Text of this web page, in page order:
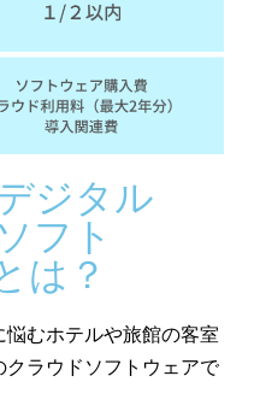
ジタル
フト
は？
悩むホテルや旅館の客室
ラウドソフトウェアで